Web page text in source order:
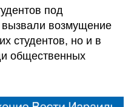
под
возмущение
студентов, но и в
общественных